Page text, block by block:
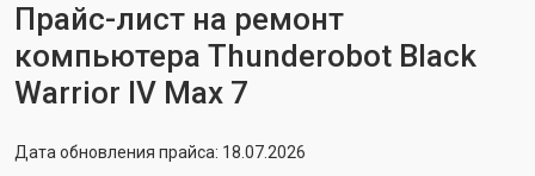
Прайс-лист на ремонт
компьютера Thunderobot Black
Warrior IV Max 7
Дата обновления прайса: 18.07.2026